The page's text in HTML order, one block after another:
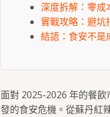
深度拆解：零成
實戰攻略：避坑
結語：食安不是
面對 2025-2026 年的餐
發的食安危機。從蘇丹紅